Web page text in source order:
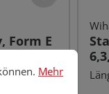
Form E
Mehr
Mehr